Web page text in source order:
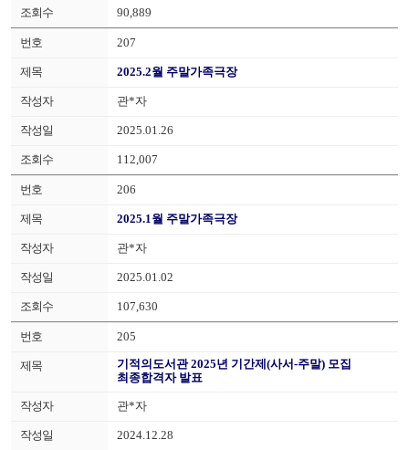
90,889
207
2025.2월 주말가족극장
관*자
2025.01.26
112,007
206
2025.1월 주말가족극장
관*자
2025.01.02
107,630
205
기적의도서관 2025년 기간제(사서-주말) 모집
최종합격자 발표
관*자
2024.12.28